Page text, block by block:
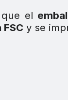
el
y se